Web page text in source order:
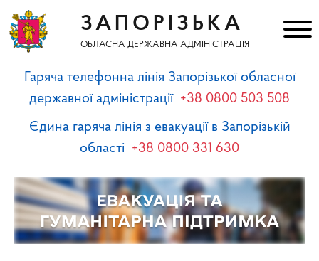
ЗАПОРІЗЬКА
ОБЛАСНА ДЕРЖАВНА АДМІНІСТРАЦІЯ
Гаряча телефонна лінія Запорізької обласної
державної адміністрації +38 0800 503 508
Єдина гаряча лінія з евакуації в Запорізькій
області +38 0800 331 630